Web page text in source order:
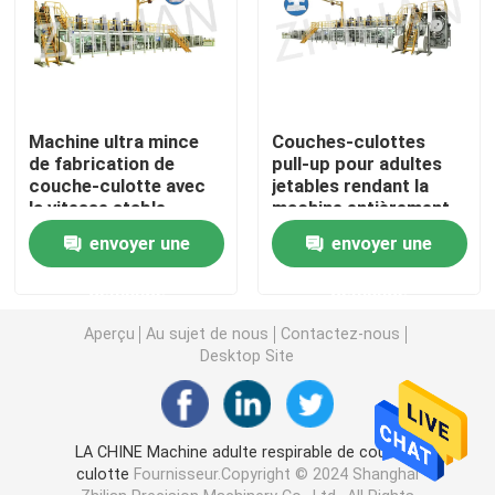
Machine de pantalon d'incontinence
Machine jetable de protection de sein
Machine jetable de pantalon de période menstruelle
Machine de couche-culotte d'animal familier
Protection de maternité faisant la machine
Machine de revêtement de culotte
Machine ultra mince
de fabrication de
couche-culotte avec
la vitesse stable
envoyer une
Couches-culottes
pull-up pour adultes
jetables rendant la
machine entièrement
automatique
envoyer une
Aperçu Au sujet de nous
Contactez-nous
Desktop Site
LA CHINE Machine adulte respirable de couche-
culotte Fournisseur.Copyright © 2024 Shanghai